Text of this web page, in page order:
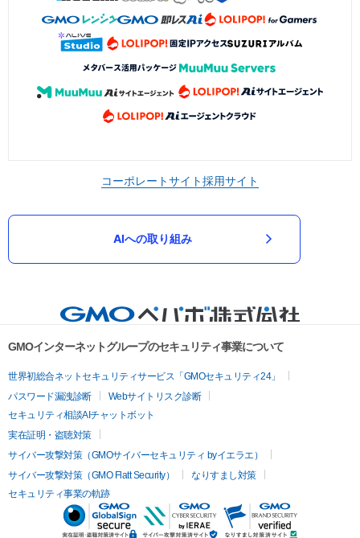
コーポレートサイト採用サイト
AIへの取り組み
GMOインターネットグループのセキュリティ事業について
世界初総合ネットセキュリティサービス「GMOセキュリティ24」
パスワード漏洩診断
Webサイトリスク診断
セキュリティ相談AIチャットボット
実在証明・盗聴対策
サイバー攻撃対策（GMOサイバーセキュリティ byイエラエ）
サイバー攻撃対策（GMO Flatt Security）
なりすまし対策
セキュリティ事業の軌跡